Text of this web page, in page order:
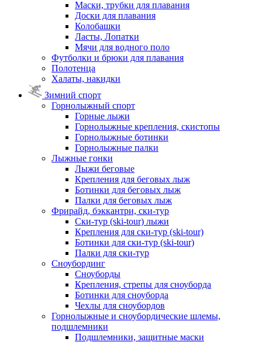
Маски, трубки для плавания
Доски для плавания
Колобашки
Ласты, Лопатки
Мячи для водного поло
Футболки и брюки для плавания
Полотенца
Халаты, накидки
Зимний спорт
Горнолыжный спорт
Горные лыжи
Горнолыжные крепления, скистопы
Горнолыжные ботинки
Горнолыжные палки
Лыжные гонки
Лыжи беговые
Крепления для беговых лыж
Ботинки для беговых лыж
Палки для беговых лыж
Фрирайд, бэккантри, ски-тур
Ски-тур (ski-tour) лыжи
Крепления для ски-тур (ski-tour)
Ботинки для ски-тур (ski-tour)
Палки для ски-тур
Сноубординг
Сноуборды
Крепления, стрепы для сноуборда
Ботинки для сноуборда
Чехлы для сноубордов
Горнолыжные и сноубордические шлемы,
подшлемники
Подшлемники, защитные маски